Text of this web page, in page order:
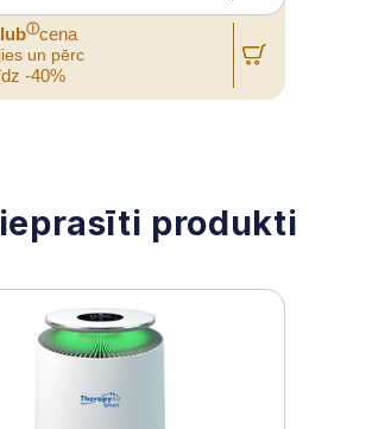
ⓘcena
un pērc
-40%
produkti